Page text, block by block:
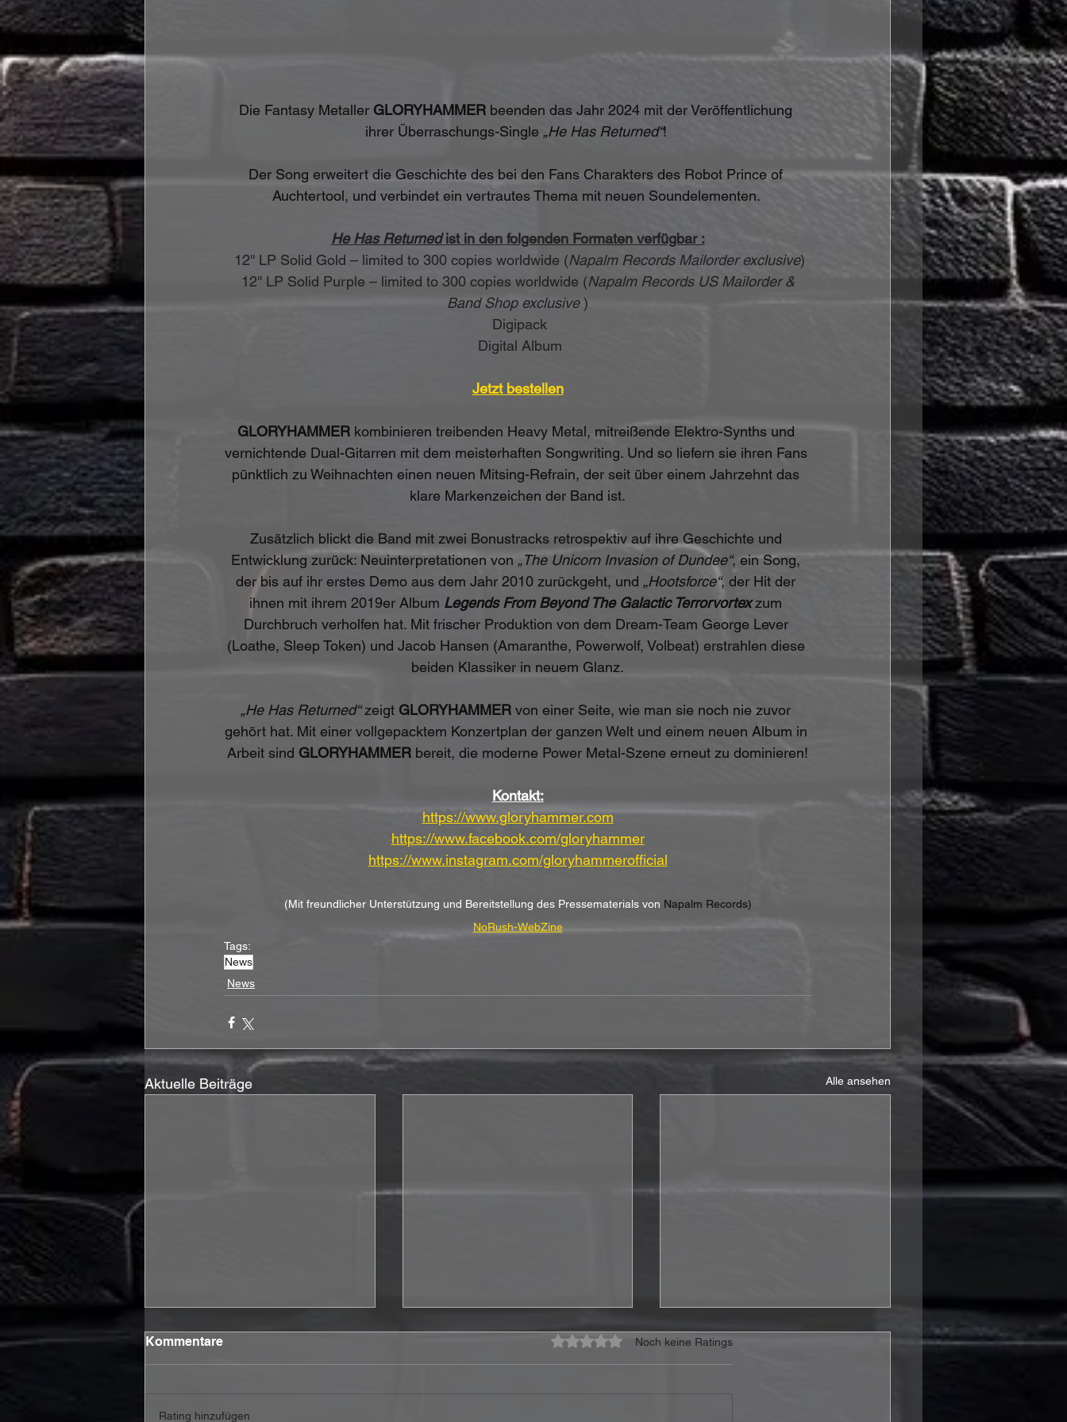
Die Fantasy Metaller GLORYHAMMER beenden das Jahr 2024 mit der Veröffentlichung
ihrer Überraschungs-Single „He Has Returned“!
Der Song erweitert die Geschichte des bei den Fans Charakters des Robot Prince of
Auchtertool, und verbindet ein vertrautes Thema mit neuen Soundelementen.
He Has Returned ist in den folgenden Formaten verfügbar :
12'' LP Solid Gold – limited to 300 copies worldwide (Napalm Records Mailorder exclusive)
12'' LP Solid Purple – limited to 300 copies worldwide (Napalm Records US Mailorder &
Band Shop exclusive )
Digipack
Digital Album
Jetzt bestellen
GLORYHAMMER kombinieren treibenden Heavy Metal, mitreißende Elektro-Synths und
vernichtende Dual-Gitarren mit dem meisterhaften Songwriting. Und so liefern sie ihren Fans
pünktlich zu Weihnachten einen neuen Mitsing-Refrain, der seit über einem Jahrzehnt das
klare Markenzeichen der Band ist.
Zusätzlich blickt die Band mit zwei Bonustracks retrospektiv auf ihre Geschichte und
Entwicklung zurück: Neuinterpretationen von „The Unicorn Invasion of Dundee“, ein Song,
der bis auf ihr erstes Demo aus dem Jahr 2010 zurückgeht, und „Hootsforce“, der Hit der
ihnen mit ihrem 2019er Album Legends From Beyond The Galactic Terrorvortex zum
Durchbruch verholfen hat. Mit frischer Produktion von dem Dream-Team George Lever
(Loathe, Sleep Token) und Jacob Hansen (Amaranthe, Powerwolf, Volbeat) erstrahlen diese
beiden Klassiker in neuem Glanz.
„He Has Returned“ zeigt GLORYHAMMER von einer Seite, wie man sie noch nie zuvor
gehört hat. Mit einer vollgepacktem Konzertplan der ganzen Welt und einem neuen Album in
Arbeit sind GLORYHAMMER bereit, die moderne Power Metal-Szene erneut zu dominieren!
Kontakt:
https://www.gloryhammer.com
https://www.facebook.com/gloryhammer
https://www.instagram.com/gloryhammerofficial
(Mit freundlicher Unterstützung und Bereitstellung des Pressematerials von Napalm Records)
NoRush-WebZine
Tags:
News
News
Aktuelle Beiträge Alle ansehen
Kommentare Mit 0 von 5 Sternen bewertet.
Noch keine Ratings
Rating hinzufügen